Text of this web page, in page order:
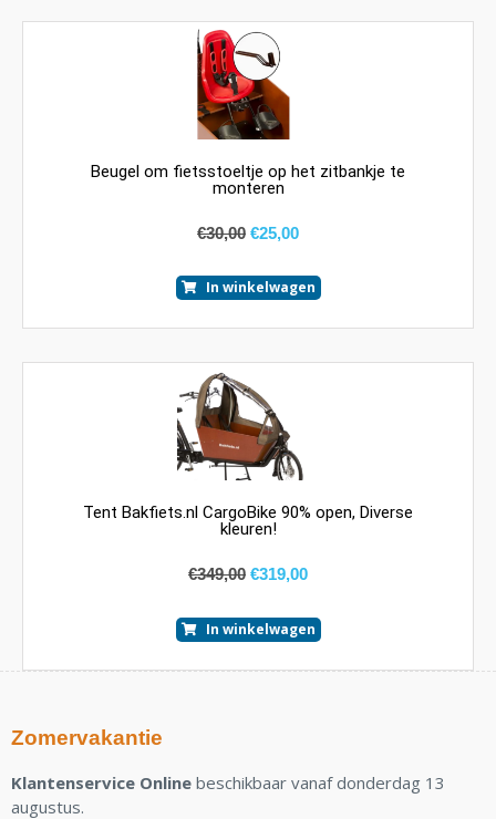
Beugel om fietsstoeltje op het zitbankje te
monteren
€30,00 €25,00
In winkelwagen
Tent Bakfiets.nl CargoBike 90% open, Diverse
kleuren!
€349,00 €319,00
In winkelwagen
Zomervakantie
Klantenservice Online beschikbaar vanaf donderdag 13
augustus.